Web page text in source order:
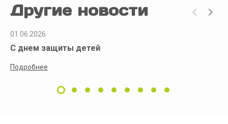
Другие новости
01.06.2026
С днем защиты детей
Подробнее